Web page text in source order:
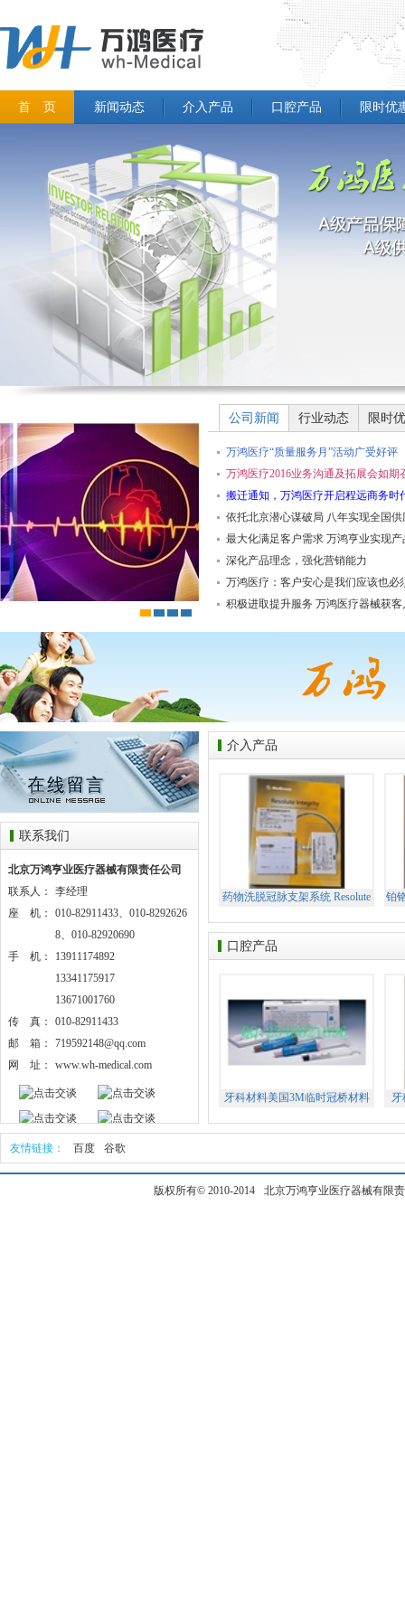
首 页 新闻动态 介入产品 口腔产品 限时优
公司新闻 行业动态 限时
万鸿医疗“质量服务月”活动广受好评
万鸿医疗2016业务沟通及拓展会如期
搬迁通知，万鸿医疗开启程远商务时
依托北京潜心谋破局 八年实现全国供
最大化满足客户需求 万鸿亨业实现
深化产品理念，强化营销能力
万鸿医疗：客户安心是我们应该也必
积极进取提升服务 万鸿医疗器械获
联系我们
北京万鸿亨业医疗器械有限责任公司
联系人：
李经理
座 机：
010-82911433、010-8292626
8、010-82920690
手 机：
13911174892
13341175917
13671001760
传 真：
010-82911433
邮 箱：
719592148@qq.com
网 址：
www.wh-medical.com
介入产品
药物洗脱冠脉支架系统 Resolute
Coronary Stent System
铂
口腔产品
牙科材料美国3M临时冠桥材料
友情链接： 百度 谷歌
版权所有© 2010-2014 北京万鸿亨业医疗器械有限